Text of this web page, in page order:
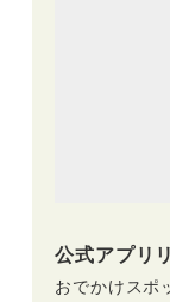
公式アプリ
おでかけスポ